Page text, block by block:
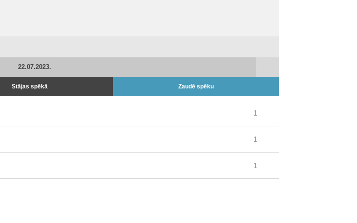
22.07.2023.
Stājas spēkā Zaudē spēku
1
1
1